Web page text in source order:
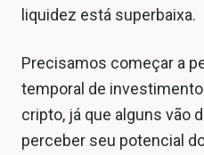
liquidez está superbaixa.
Precisamos começar a
temporal de
cripto, já que alguns vão
perceber seu potencial